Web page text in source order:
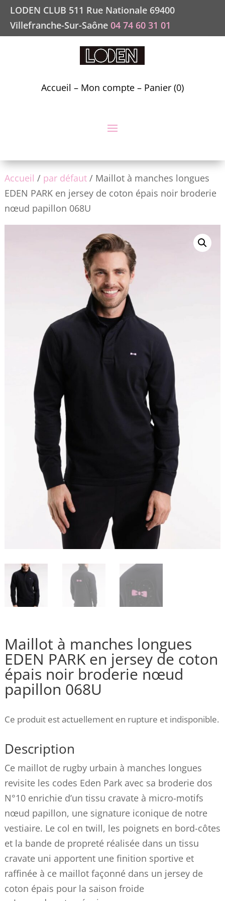
LODEN CLUB 511 Rue Nationale 69400
Villefranche-Sur-Saône 04 74 60 31 01
Accueil – Mon compte– Panier (0)
Accueil / par défaut/ Maillot à manches longues
EDEN PARK en jersey de coton épais noir broderie
nœud papillon 068U
Maillot à manches longues
EDEN PARK en jersey de coton
épais noir broderie nœud
papillon 068U
Ce produit est actuellement en rupture et indisponible.
Description
Ce maillot de rugby urbain à manches longues
revisite les codes Eden Park avec sa broderie dos
N°10 enrichie d’un tissu cravate à micro-motifs
nœud papillon, une signature iconique de notre
vestiaire. Le col en twill, les poignets en bord-côtes
et la bande de propreté réalisée dans un tissu
cravate uni apportent une finition sportive et
raffinée à ce maillot façonné dans un jersey de
coton épais pour la saison froide